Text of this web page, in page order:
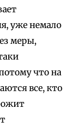
уже немало
меры,
что на
все, кто